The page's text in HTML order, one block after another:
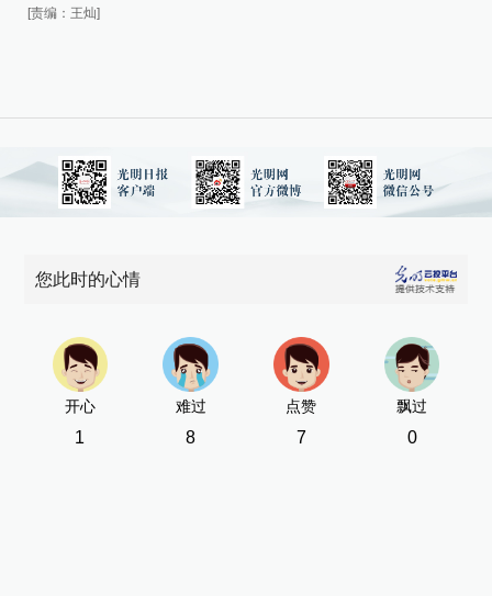
[责编：王灿]
您此时的心情
开心
1
难过
8
点赞
7
飘过
0